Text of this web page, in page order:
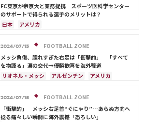
FC東京が帝京大と業務提携 スポーツ医科学センター
のサポートで得られる選手のメリットは？
日本
アメリカ
2024/07/15
FOOTBALL ZONE
メッシ負傷、腫れすぎた右足は「衝撃的」 「すべて
を物語る」涙の交代→優勝歓喜を海外報道
リオネル・メッシ
アルゼンチン アメリカ
2024/07/15
FOOTBALL ZONE
「衝撃的」 メッシ右足首“ぐにゃり”…あらぬ方向へ
捻る痛々しい瞬間に海外震撼「恐ろしい」